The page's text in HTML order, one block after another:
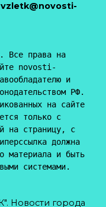
vzletk@novosti-
Все права на
novosti-
и
РФ.
на сайте
только с
на страницу, с
должна
материала и быть
системами.
Новости города